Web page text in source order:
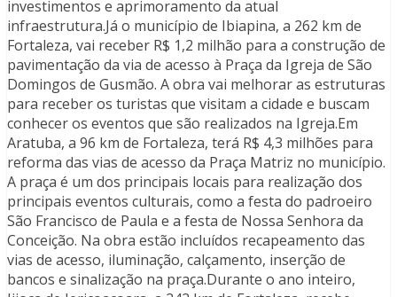
investimentos e aprimoramento da atual
infraestrutura.Já o município de Ibiapina, a 262 km de
Fortaleza, vai receber R$ 1,2 milhão para a construção de
pavimentação da via de acesso à Praça da Igreja de São
Domingos de Gusmão. A obra vai melhorar as estruturas
para receber os turistas que visitam a cidade e buscam
conhecer os eventos que são realizados na Igreja.Em
Aratuba, a 96 km de Fortaleza, terá R$ 4,3 milhões para
reforma das vias de acesso da Praça Matriz no município.
A praça é um dos principais locais para realização dos
principais eventos culturais, como a festa do padroeiro
São Francisco de Paula e a festa de Nossa Senhora da
Conceição. Na obra estão incluídos recapeamento das
vias de acesso, iluminação, calçamento, inserção de
bancos e sinalização na praça.Durante o ano inteiro,